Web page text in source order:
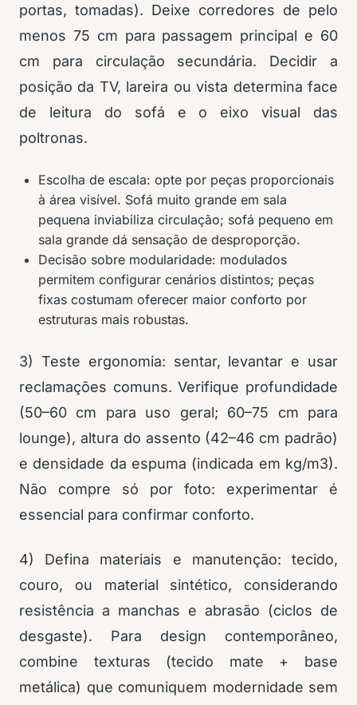
portas, tomadas). Deixe corredores de pelo
menos 75 cm para passagem principal e 60
cm para circulação secundária. Decidir a
posição da TV, lareira ou vista determina face
de leitura do sofá e o eixo visual das
poltronas.
Escolha de escala: opte por peças proporcionais
à área visível. Sofá muito grande em sala
pequena inviabiliza circulação; sofá pequeno em
sala grande dá sensação de desproporção.
Decisão sobre modularidade: modulados
permitem configurar cenários distintos; peças
fixas costumam oferecer maior conforto por
estruturas mais robustas.
3) Teste ergonomia: sentar, levantar e usar
reclamações comuns. Verifique profundidade
(50–60 cm para uso geral; 60–75 cm para
lounge), altura do assento (42–46 cm padrão)
e densidade da espuma (indicada em kg/m3).
Não compre só por foto: experimentar é
essencial para confirmar conforto.
4) Defina materiais e manutenção: tecido,
couro, ou material sintético, considerando
resistência a manchas e abrasão (ciclos de
desgaste). Para design contemporâneo,
combine texturas (tecido mate + base
metálica) que comuniquem modernidade sem